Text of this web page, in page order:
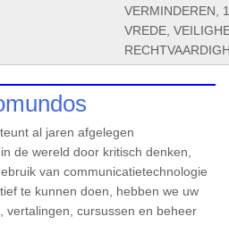
VERMINDEREN,
VREDE,
al jaren afgelegen
de wereld door kritisch denken,
van communicatietechnologie
te kunnen doen, hebben we uw
vertalingen, cursussen en beheer